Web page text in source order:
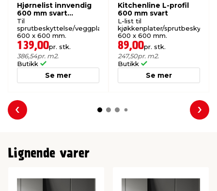
Hjørnelist innvendig
600 mm svart
Kitchenline
Til
sprutbeskyttelse/veggplate
600 x 600 mm.
139,00pr. stk.
386,54pr. m2.
Butikk
Se mer
Kitchenline L-profil
600 mm svart
L-list til
kjøkkenplater/
600 x 600 mm.
89,00pr. stk.
247,50pr. m2.
Butikk
Se mer
Forrige
Lignende varer